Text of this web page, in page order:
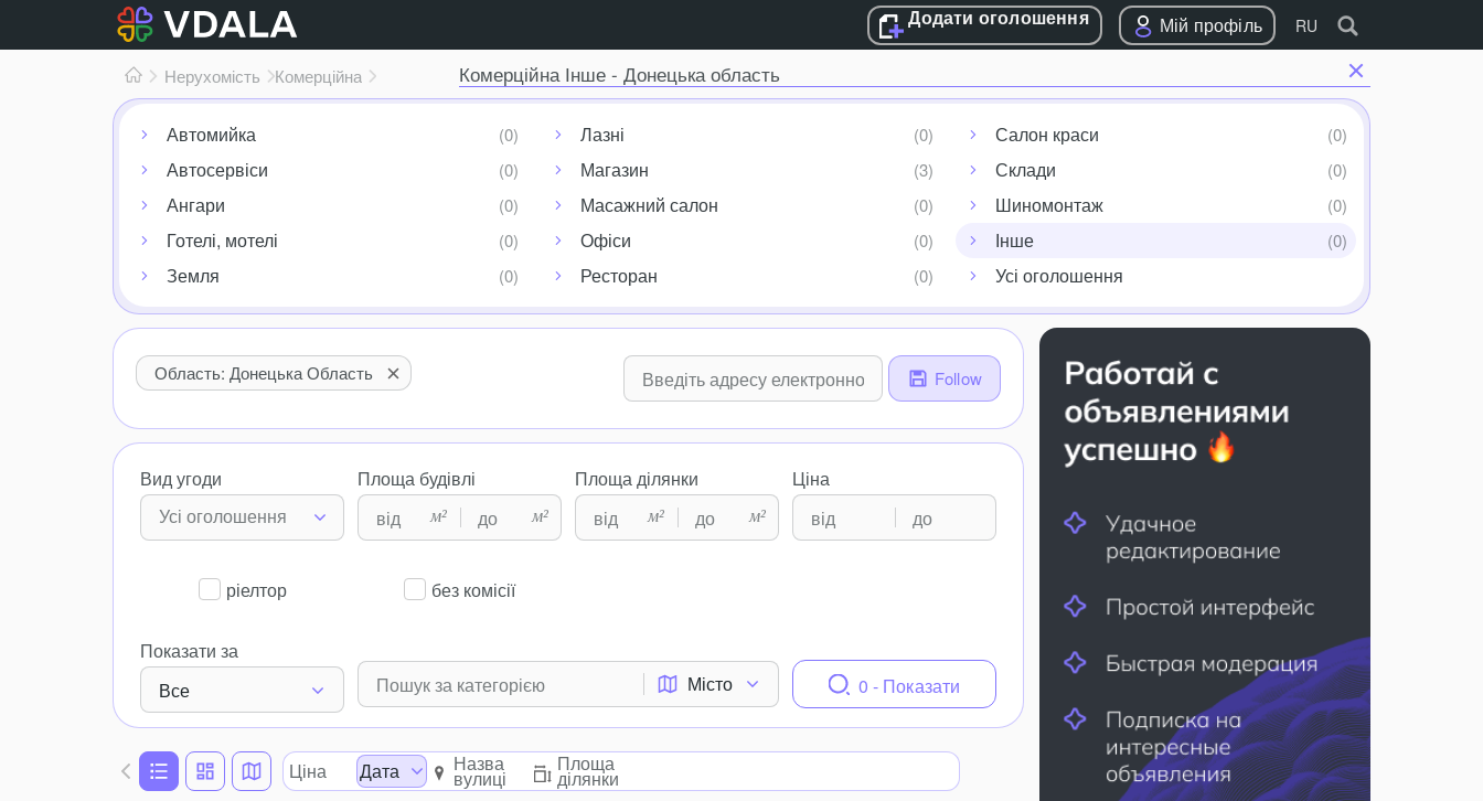
RU
Додати оголошення Мій профіль
Нерухомість Комерційна Комерційна Інше - Донецька область
Автомийка
Автосервіси
Ангари
Готелі, мотелі
Земля
Лазні
Магазин
Масажний салон
Офіси
Ресторан
Салон краси
Склади
Шиномонтаж
Інше
Усі оголошення
Область: Донецька Область Follow
Вид угоди
Усі оголошення
Площа будівлі
м² м²
Площа ділянки
м² м²
Ціна
ріелтор без комісії
Показати за
Все
Місто 0 - Показати
Ціна Дата Назва
вулиці
Площа
ділянки